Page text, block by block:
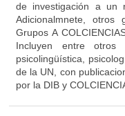
de investigación a un
Adicionalmnete, otros
Grupos A
Incluyen entre otros
psicolingüística,
de la UN, con
por la DIB y